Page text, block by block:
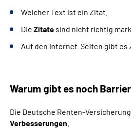
Welcher Text ist ein Zitat.
Die Zitate sind nicht richtig
Auf den Internet-Seiten gibt es
Warum gibt es noch
Die Deutsche Renten-
Verbesserungen